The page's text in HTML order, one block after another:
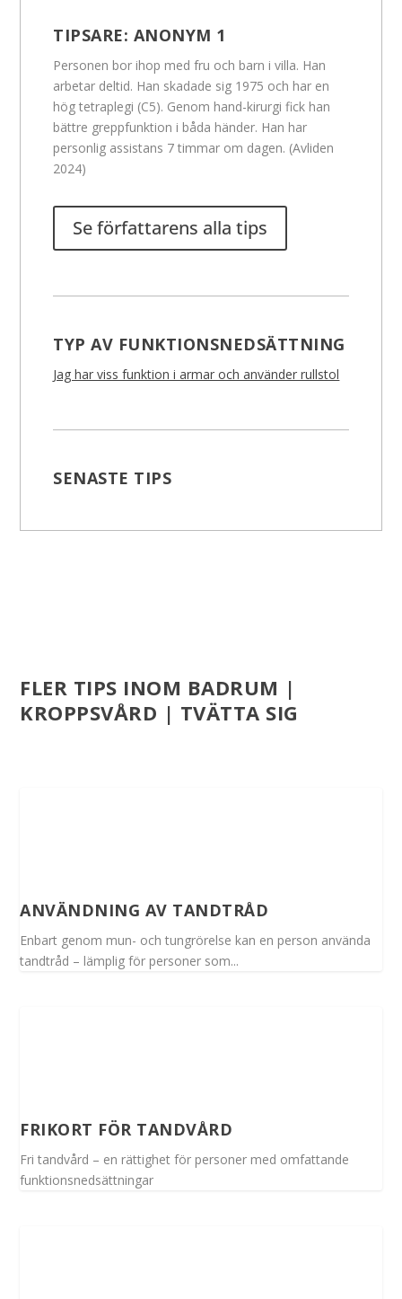
TIPSARE: ANONYM 1
Personen bor ihop med fru och barn i villa. Han
arbetar deltid. Han skadade sig 1975 och har en
hög tetraplegi (C5). Genom hand-kirurgi fick han
bättre greppfunktion i båda händer. Han har
personlig assistans 7 timmar om dagen. (Avliden
2024)
Se författarens alla tips
TYP AV FUNKTIONSNEDSÄTTNING
Jag har viss funktion i armar och använder rullstol
SENASTE TIPS
FLER TIPS INOM BADRUM |
KROPPSVÅRD | TVÄTTA SIG
ANVÄNDNING AV TANDTRÅD
Enbart genom mun- och tungrörelse kan en person använda
tandtråd – lämplig för personer som...
FRIKORT FÖR TANDVÅRD
Fri tandvård – en rättighet för personer med omfattande
funktionsnedsättningar